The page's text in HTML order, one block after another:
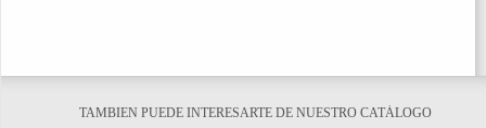
TAMBIEN PUEDE INTERESARTE DE NUESTRO CATÁLOGO